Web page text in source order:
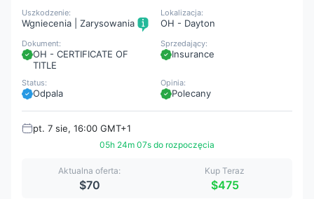
Uszkodzenie:
Wgniecenia | Zarysowania
Sprzedający:
Insurance
Dokument:
OH - CERTIFICATE OF
TITLE
Lokalizacja:
OH - Dayton
Status:
Odpala
Opinia:
Polecany
pt. 7 sie, 16:00 GMT+1
05h 24m 05s do rozpoczęcia
Aktualna oferta:
$70
Kup Teraz
$475